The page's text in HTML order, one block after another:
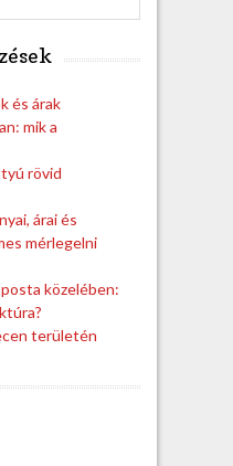
e
és árak
mik a
rövid
árai és
mérlegelni
közelében:
területén